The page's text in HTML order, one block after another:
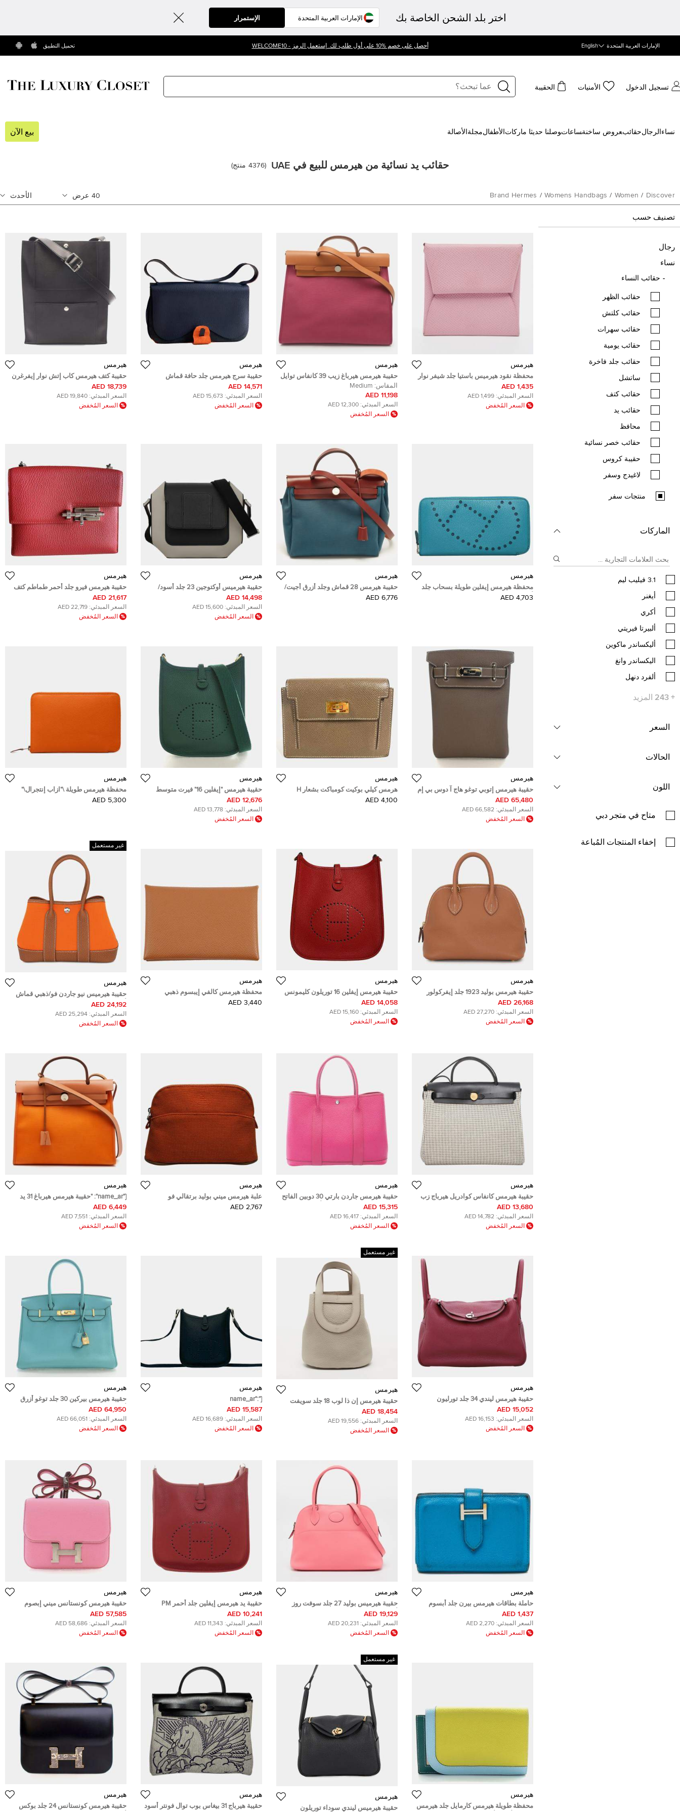
اختر بلد الشحن الخاصة بك الإستمرار
الإمارات العربية المتحدة English أحصل على خصم %10 على أول طلب لك. إستعمل الرمز - WELCOME10 تحميل التطبيق
تسجيل الدخول الأمنيات الحقيبة
نساء الرجالحقائب‍عروض ساخنة‍ساعات‍وصلنا حديثا ‍ ماركات الأطفالمجلة الأصالة بيع الآن
حقائب يد نسائية من هيرمس للبيع في UAE (
4376 منتج)
Discover
/
Women
/
Womens Handbags
/
Brand Hermes
40 عرض الأحدث
تصنيف حسب
رجال
نساء
حقائب النساء
حقائب الظهر
حقائب كلتش
حقائب سهرات
حقائب يومية
حقائب جلد فاخرة
ساتشل
حقائب كتف
حقائب يد
محافظ
حقائب خصر نسائية
حقيبة كروس
لاغيدج وسفر
منتجات سفر
الماركات
3.1 فيليب ليم
أيغنر
أكري
ألبيرتا فيريتي
أليكساندر ماكوين
اليكساندر وانغ
ألفرد دنهل
+
243 المزيد
السعر
الحالات
اللون
متاح في متجر دبي
إخفاء المنتجات المُباعة
هيرمس
محفظة نقود هيرميس باستيا جلد شيفر نوار
1,435 AED
السعر المبدئي: 1,499 AED
السعر المُخفض
هيرمس
حقيبة هيرمس هيرباغ زيب 39 كانفاس توايل
وجلد فاش هانتر بيج/فوف
المقاس: Medium
11,198 AED
السعر المبدئي: 12,300 AED
السعر المُخفض
هيرمس
حقيبة سرج هيرمس جلد حافة قماش
كولورادو أزرق داكن
14,571 AED
السعر المبدئي: 15,673 AED
السعر المُخفض
هيرمس
حقيبة كتف هيرمس كاب إتش نوار إيفرغرن
جلد العجل
18,739 AED
السعر المبدئي: 19,840 AED
السعر المُخفض
هيرمس
محفظة هيرمس إيفلين طويلة بسحاب جلد
أزرق
4,703 AED
هيرمس
حقيبة هيرمس 28 قماش وجلد أزرق أجيت/
روج هدبان
6,776 AED
هيرمس
حقيبة هيرميس أوكتوجين 23 جلد أسود/
أبيض مائل للبني/ بني
14,498 AED
السعر المبدئي: 15,600 AED
السعر المُخفض
هيرمس
حقيبة هيرمس فيرو جلد أحمر طماطم كتف
21,617 AED
السعر المبدئي: 22,719 AED
السعر المُخفض
هيرمس
حقيبة هيرمس إتوبي توغو هاج آ دوس بي إم
65,480 AED
السعر المبدئي: 66,582 AED
السعر المُخفض
هيرمس
هرمس كيلي بوكيت كومباكت بشعار H
إبسون إيتوب رمادي
4,100 AED
هيرمس
حقيبة هيرمس "إيفلين 16" فيرت متوسط
كليمنس جلود توريلون كروس بودي
12,676 AED
السعر المبدئي: 13,778 AED
السعر المُخفض
هيرمس
محفظة هيرمس طويلة \"ازاب إنتجرال\"
بسحاب محيطي جلد إبسوم برتقالي
5,300 AED
هيرمس
حقيبة هيرمس بوليد 1923 جلد إيفركولور
ذهبي حجم ميني
26,168 AED
السعر المبدئي: 27,270 AED
السعر المُخفض
هيرمس
حقيبة هيرمس إيفلين 16 توريلون كليمونس
سانجل وولي يونيكولور
14,058 AED
السعر المبدئي: 15,160 AED
السعر المُخفض
هيرمس
محفظة هيرمس كالفي إيبسوم ذهبي
3,440 AED
غير مستعمل
هيرمس
حقيبة هيرميس نيو جاردن فو/ذهبي قماش
أوفيسيير نيغوندا جلد حجم 23
24,192 AED
السعر المبدئي: 25,294 AED
السعر المُخفض
هيرمس
حقيبة هيرمس كانفاس كوادريل هيرباج زب
٣١
13,680 AED
السعر المبدئي: 14,782 AED
السعر المُخفض
هيرمس
حقيبة هيرمس جاردن بارتي 30 دوبين الفاتح
فيسان ريفي كاونتري تويل الأوفيسيير و
الفاشي
15,315 AED
السعر المبدئي: 16,417 AED
السعر المُخفض
هيرمس
علبة هيرمس ميني بوليد برتقالي فو
2,767 AED
هيرمس
{"name_ar": "حقيبة هيرمس هيرباغ 31 يد
علوية برتقالية/طبيعية قماش و جلد فاش
هانتر"}
6,449 AED
السعر المبدئي: 7,551 AED
السعر المُخفض
هيرمس
حقيبة هيرمس ليندي 34 جلد تورليون
كليمينس بورجوندي حرفية المعادن باللون
الفضي
15,052 AED
السعر المبدئي: 16,153 AED
السعر المُخفض
غير مستعمل
هيرمس
حقيبة هيرمس إن ذا لوب 18 جلد سويفت
وجلد توريلون بيتون توريلون
18,454 AED
السعر المبدئي: 19,556 AED
السعر المُخفض
هيرمس
{"name_ar":
"\u062d\u0642\u064a\u0628\u0629
\u0647\u064a\u0631\u0645\u0633
\u0625\u064a\u0641\u0644\u064a\u0646
\u0635\u063a\u064a\u0631\u0629
15,587 AED
السعر المبدئي: 16,689 AED
السعر المُخفض
هيرمس
حقيبة هيرمس بيركين 30 جلد توغو أزرق
أتول مقبض علوي عجل
64,950 AED
السعر المبدئي: 66,051 AED
السعر المُخفض
هيرمس
حاملة بطاقات هيرمس بيرن جلد أبسوم
توسكا
1,437 AED
السعر المبدئي: 2,270 AED
السعر المُخفض
هيرمس
حقيبة هيرميس بوليد 27 جلد سوفت روز
أزاليا
19,129 AED
السعر المبدئي: 20,231 AED
السعر المُخفض
هيرمس
حقيبة يد هيرمس إيفلين جلد أحمر PM
اكسسوار معدني بلاتينوم
10,241 AED
السعر المبدئي: 11,343 AED
السعر المُخفض
هيرمس
حقيبة هيرمس كونستانس ميني إبصوم
بابلجم 18
57,585 AED
السعر المبدئي: 58,686 AED
السعر المُخفض
هيرمس
محفظة طويلة هيرمس كارمايل جلد هيرمس
غير مستعمل
هيرمس
حقيبة هيرميس ليندي سوداء توريلون
هيرمس
حقيبة هيرباج 31 بيغاس بوب توال فونتر أسود
هيرمس
حقيبة هيرمس كونستانس 24 جلد بوكس